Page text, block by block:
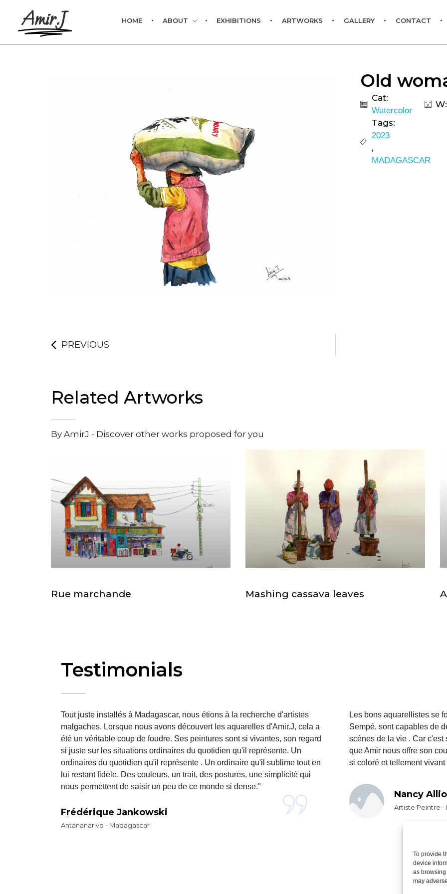
To provide
device
as
may
Amir.J HOME ABOUT EXHIBITIONS ARTWORKS GALLERY CONTACT
Old
Cat:
Watercolor
Tags:
2023
,
MADAGASCAR
PREVIOUS
Related Artworks
By AmirJ - Discover other works proposed for you
Rue marchande Mashing cassava leaves
Testimonials
Tout juste installés à Madagascar, nous étions à la recherche d'artistes
malgaches. Lorsque nous avons découvert les aquarelles d'Amir.J, cela a
été un véritable coup de foudre. Ses peintures sont si vivantes, son regard
si juste sur les situations ordinaires du quotidien qu'il représente. Un
ordinaires du quotidien qu'il représente . Un ordinaire qu'il sublime tout en
lui restant fidèle. Des couleurs, un trait, des postures, une simplicité qui
nous permettent de saisir un peu de ce monde si dense."
Frédérique Jankowski
Antananarivo - Madagascar
Les bons aquarellistes se
Sempé, sont capables de
scènes de la vie . Car
que Amir nous offre son
si coloré et tellement vivant
Nancy
Artiste Peintre -